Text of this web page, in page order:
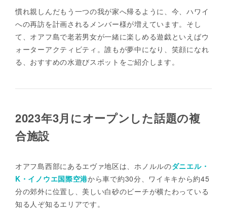
慣れ親しんだもう一つの我が家へ帰るように、今、ハワイ
への再訪を計画されるメンバー様が増えています。そし
て、オアフ島で老若男女が一緒に楽しめる遊戯といえばウ
ォーターアクティビティ。誰もが夢中になり、笑顔になれ
る、おすすめの水遊びスポットをご紹介します。
2023年3月にオープンした話題の複
合施設
オアフ島西部にあるエヴァ地区は、ホノルルのダニエル・
K・イノウエ国際空港から車で約30分、ワイキキから約45
分の郊外に位置し、美しい白砂のビーチが横たわっている
知る人ぞ知るエリアです。